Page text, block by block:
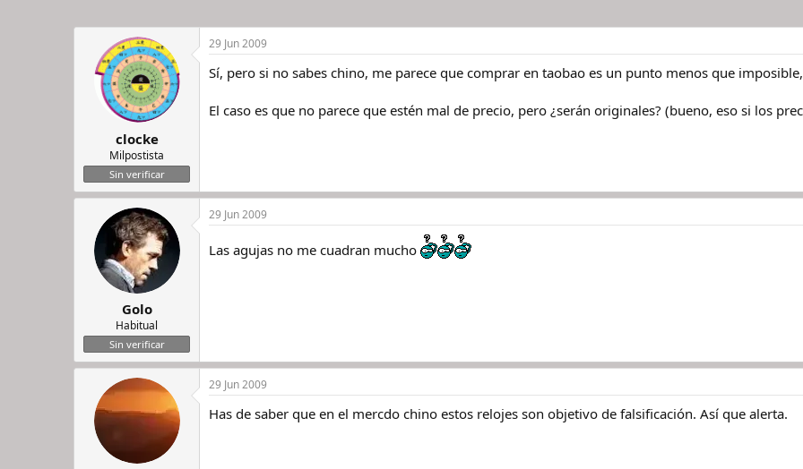
clocke
Milpostista
Sin verificar
29 Jun 2009
Sí, pero si no sabes chino, me parece que comprar en taobao es un punto menos que
El caso es que no parece que estén mal de precio, pero ¿serán originales? (bueno, eso si los
Golo
Habitual
Sin verificar
29 Jun 2009
Las agujas no me cuadran mucho
29 Jun 2009
Has de saber que en el mercdo chino estos relojes son objetivo de falsificación. Así que alerta.